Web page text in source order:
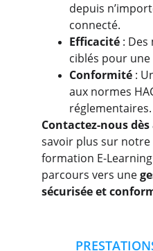
depuis
connecté.
Efficacité :
ciblés pour
Conformité :
aux normes
réglementaires.
Contactez-nous
savoir plus sur
formation E-
parcours vers une
sécurisée et